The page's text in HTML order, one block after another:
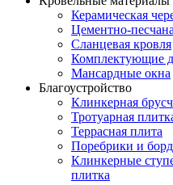
Керамическая
Цементно-
Сланцевая кровля
Комплектующие
Мансардные окна
Благоустройство
Клинкерная
Тротуарная
Террасная плита
Поребрики и
Клинкерные
плитка